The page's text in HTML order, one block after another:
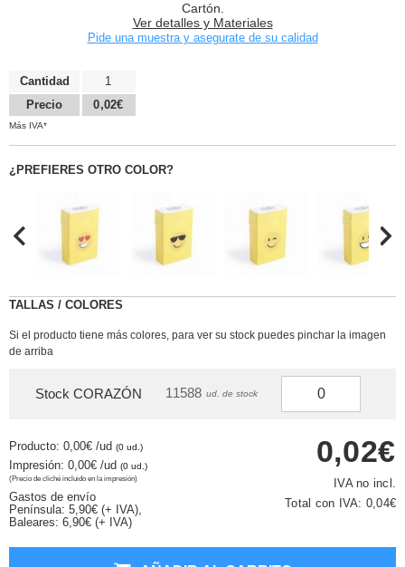
Cartón.
Ver detalles y Materiales
Pide una muestra y asegurate de su calidad
Cantidad
Precio
1
0,02€
Más IVA*
¿PREFIERES OTRO COLOR?
TALLAS / COLORES
Si el producto tiene más colores, para ver su stock puedes pinchar la imagen
de arriba
Stock CORAZÓN 11588 ud. de stock
Producto: 0,00€ /ud (0 ud.)
Impresión: 0,00€ /ud (0 ud.)
(Precio de cliché incluido en la impresión)
Gastos de envío
Península: 5,90€ (+ IVA),
Baleares: 6,90€ (+ IVA)
0,02€
IVA no incl.
Total con IVA: 0,04€